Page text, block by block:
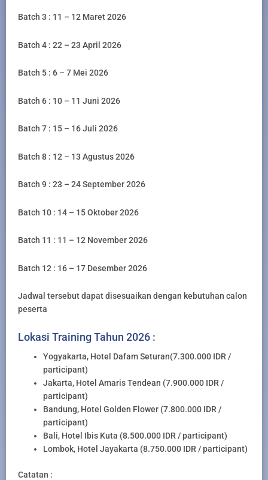
Batch 3 : 11 – 12 Maret 2026
Batch 4 : 22 – 23 April 2026
Batch 5 : 6 – 7 Mei 2026
Batch 6 : 10 – 11 Juni 2026
Batch 7 : 15 – 16 Juli 2026
Batch 8 : 12 – 13 Agustus 2026
Batch 9 : 23 – 24 September 2026
Batch 10 : 14 – 15 Oktober 2026
Batch 11 : 11 – 12 November 2026
Batch 12 : 16 – 17 Desember 2026
Jadwal tersebut dapat disesuaikan dengan kebutuhan calon
peserta
Lokasi Training Tahun 2026 :
Yogyakarta, Hotel Dafam Seturan(7.300.000 IDR /
participant)
Jakarta, Hotel Amaris Tendean (7.900.000 IDR /
participant)
Bandung, Hotel Golden Flower (7.800.000 IDR /
participant)
Bali, Hotel Ibis Kuta (8.500.000 IDR / participant)
Lombok, Hotel Jayakarta (8.750.000 IDR / participant)
Catatan :